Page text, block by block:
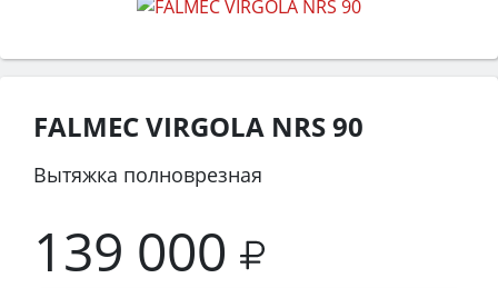
FALMEC VIRGOLA NRS 90
Вытяжка полноврезная
139 000